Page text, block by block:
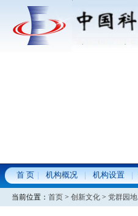
首 页 机构概况 机构设置
当前位置： 首页 > 创新文化 > 党群园地